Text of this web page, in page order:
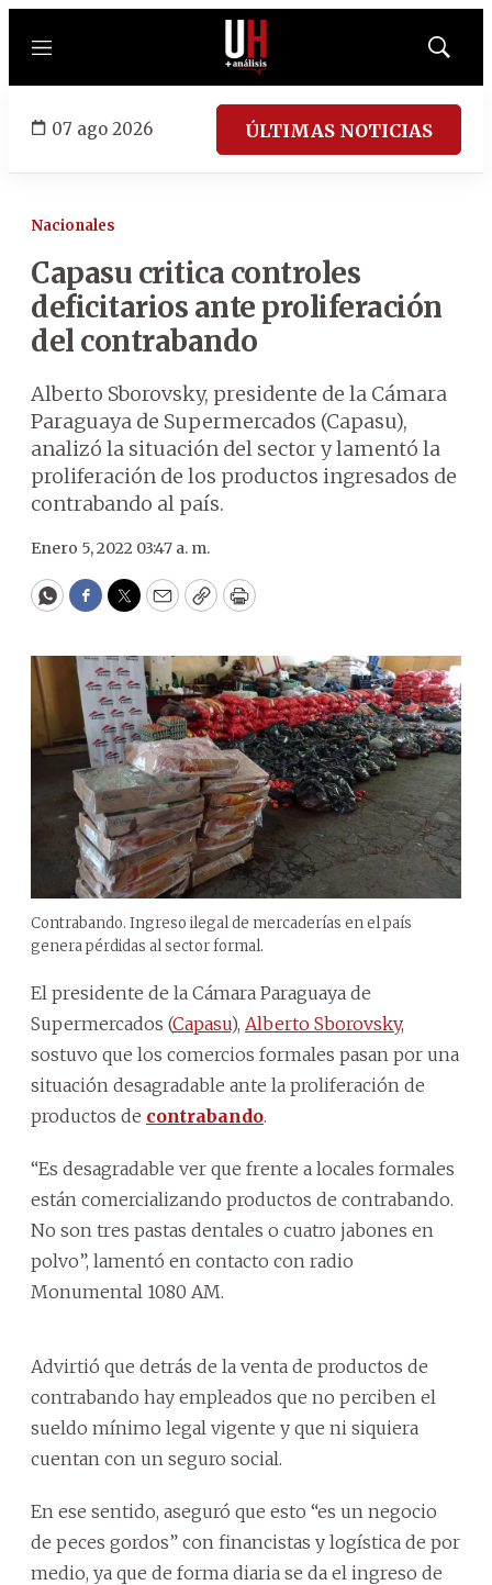
Menú
Mostrar
07 ago 2026 ÚLTIMAS NOTICIAS
Nacionales
Capasu critica controles
deficitarios ante proliferación
del contrabando
Alberto Sborovsky, presidente de la Cámara
Paraguaya de Supermercados (Capasu),
analizó la situación del sector y lamentó la
proliferación de los productos ingresados de
contrabando al país.
Enero 5, 2022 03:47 a. m.
WhatsApp
Facebook
Twitter
EmailCopyPrint
Contrabando. Ingreso ilegal de mercaderías en el país
genera pérdidas al sector formal.
El presidente de la Cámara Paraguaya de
Supermercados (Capasu), Alberto Sborovsky,
sostuvo que los comercios formales pasan por una
situación desagradable ante la proliferación de
productos de contrabando.
“Es desagradable ver que frente a locales formales
están comercializando productos de contrabando.
No son tres pastas dentales o cuatro jabones en
polvo”, lamentó en contacto con radio
Monumental 1080 AM.
Advirtió que detrás de la venta de productos de
contrabando hay empleados que no perciben el
sueldo mínimo legal vigente y que ni siquiera
cuentan con un seguro social.
En ese sentido, aseguró que esto “es un negocio
de peces gordos” con financistas y logística de por
medio, ya que de forma diaria se da el ingreso de